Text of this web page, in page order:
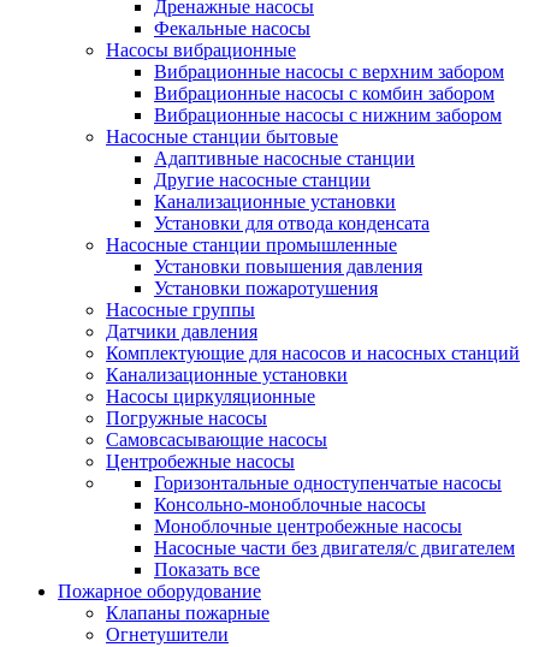
Дренажные насосы
Фекальные насосы
Насосы вибрационные
Вибрационные насосы с верхним забором
Вибрационные насосы с комбин забором
Вибрационные насосы с нижним забором
Насосные станции бытовые
Адаптивные насосные станции
Другие насосные станции
Канализационные установки
Установки для отвода конденсата
Насосные станции промышленные
Установки повышения давления
Установки пожаротушения
Насосные группы
Датчики давления
Комплектующие для насосов и насосных станций
Канализационные установки
Насосы циркуляционные
Погружные насосы
Самовсасывающие насосы
Центробежные насосы
Горизонтальные одноступенчатые насосы
Консольно-моноблочные насосы
Моноблочные центробежные насосы
Насосные части без двигателя/с двигателем
Показать все
Пожарное оборудование
Клапаны пожарные
Огнетушители